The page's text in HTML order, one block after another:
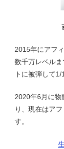
2015年にアフ
数千万レベル
トに被弾して1/
2020年6月に物
り、現在はア
す。